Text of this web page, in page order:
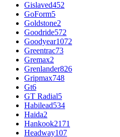
Gislaved452
GoForm5
Goldstone2
Goodride572
Goodyear1072
Greentrac73
Gremax2
Grenlander826
Gripmax748
Gt6
GT Radial5
Habilead534
Haida2
Hankook2171
Headway107